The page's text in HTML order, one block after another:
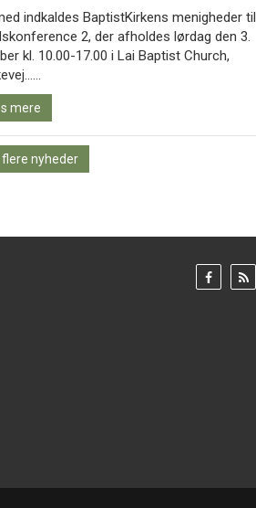
indkaldes BaptistKirkens menigheder til
2, der afholdes lørdag den 3.
kl. 10.00-17.00 i Lai Baptist Church,
mere
mere
flere nyheder
Gå
til:
Gå
til: